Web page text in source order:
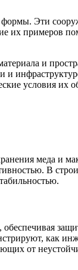
Эти
примеров
и
условия их
меда и
В
как
от